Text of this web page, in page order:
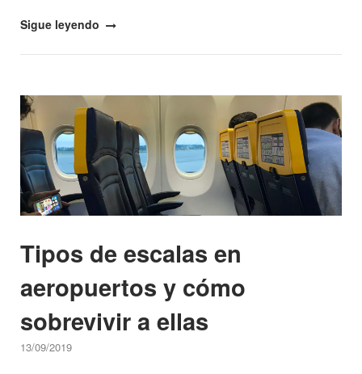
"Me
a
Israel
esta
fue
mi
Sigue leyendo
Open post
Tipos de escalas en
aeropuertos y cómo
sobrevivir a ellas
13/09/2019